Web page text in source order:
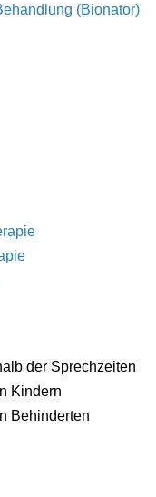
(Bionator)
der Sprechzeiten
Kindern
Behinderten